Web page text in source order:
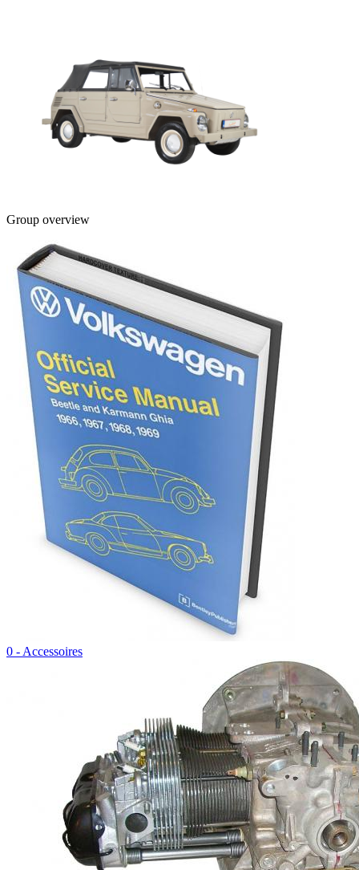
Group overview
0 - Accessoires